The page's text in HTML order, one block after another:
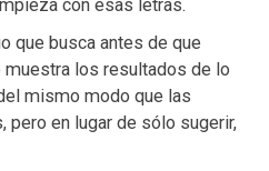
con esas letras.
que busca antes de que
los resultados de lo
mismo modo que las
pero en lugar de sólo sugerir,